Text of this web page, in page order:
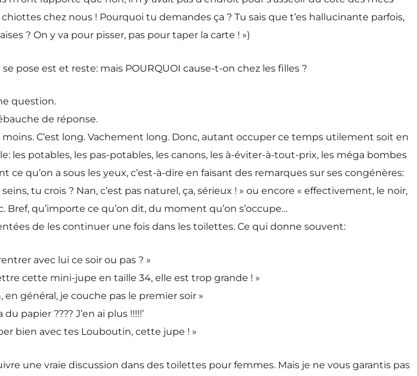
chez nous ! Pourquoi tu demandes ça ? Tu sais que t’es hallucinante parfois,
? On y va pour pisser, pas pour taper la carte ! »)
pose est et reste: mais POURQUOI cause-t-on chez les filles ?
question.
de réponse.
C’est long. Vachement long. Donc, autant occuper ce temps utilement soit en
potables, les pas-potables, les canons, les à-éviter-à-tout-prix, les méga bombes
qu’on a sous les yeux, c’est-à-dire en faisant des remarques sur ses congénères:
tu crois ? Nan, c’est pas naturel, ça, sérieux ! » ou encore « effectivement, le noir,
qu’importe ce qu’on dit, du moment qu’on s’occupe…
de les continuer une fois dans les toilettes. Ce qui donne souvent:
avec lui ce soir ou pas ? »
cette mini-jupe en taille 34, elle est trop grande ! »
en général, je couche pas le premier soir »
papier ???? J’en ai plus !!!!!’
bien avec tes Louboutin, cette jupe ! »
une vraie discussion dans des toilettes pour femmes. Mais je ne vous garantis pas